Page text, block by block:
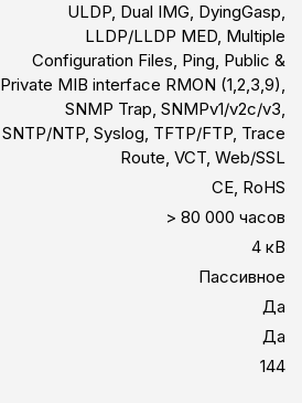
ULDP, Dual IMG, DyingGasp,
LLDP/LLDP MED, Multiple
Configuration Files, Ping, Public &
Private MIB interface RMON (1,2,3,9),
SNMP Trap, SNMPv1/v2c/v3,
SNTP/NTP, Syslog, TFTP/FTP, Trace
Route, VCT, Web/SSL
CE, RoHS
> 80 000 часов
4 кВ
Пассивное
Да
Да
144